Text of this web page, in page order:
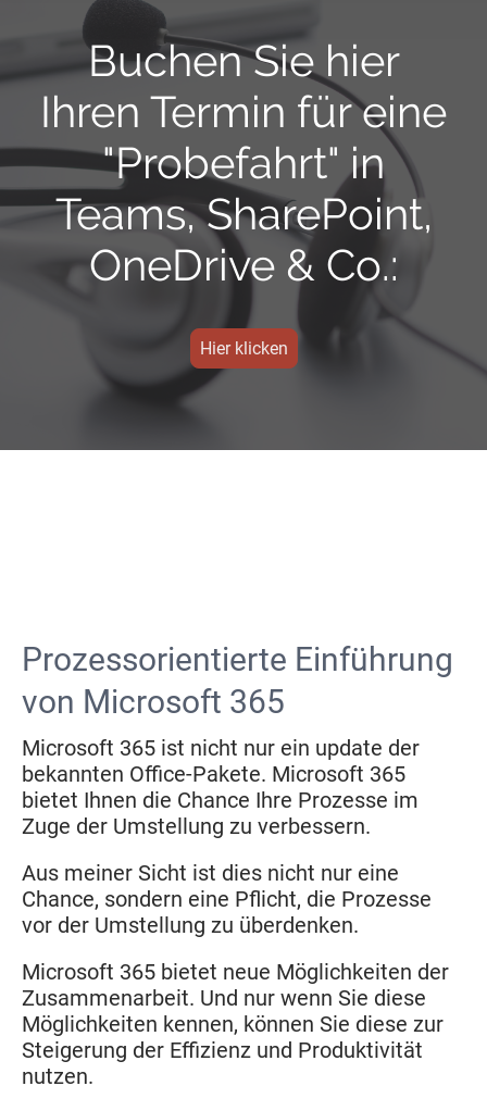
Buchen Sie hier
Ihren Termin für eine
"Probefahrt" in
Teams, SharePoint,
OneDrive & Co.:
Hier klicken
Prozessorientierte Einführung
von Microsoft 365
Microsoft 365 ist nicht nur ein update der
bekannten Office-Pakete. Microsoft 365
bietet Ihnen die Chance Ihre Prozesse im
Zuge der Umstellung zu verbessern.
Aus meiner Sicht ist dies nicht nur eine
Chance, sondern eine Pflicht, die Prozesse
vor der Umstellung zu überdenken.
Microsoft 365 bietet neue Möglichkeiten der
Zusammenarbeit. Und nur wenn Sie diese
Möglichkeiten kennen, können Sie diese zur
Steigerung der Effizienz und Produktivität
nutzen.